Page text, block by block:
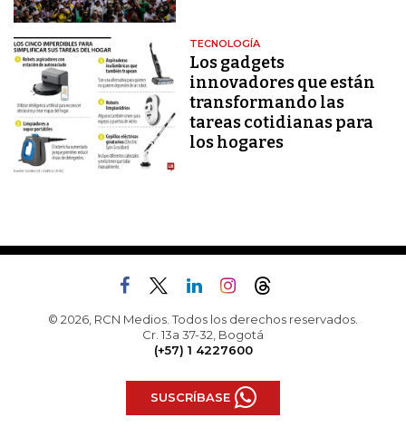
TECNOLOGÍA
Los gadgets
innovadores que están
transformando las
tareas cotidianas para
los hogares
© 2026, RCN Medios. Todos los derechos reservados.
Cr. 13a 37-32, Bogotá
(+57) 1 4227600
SUSCRÍBASE